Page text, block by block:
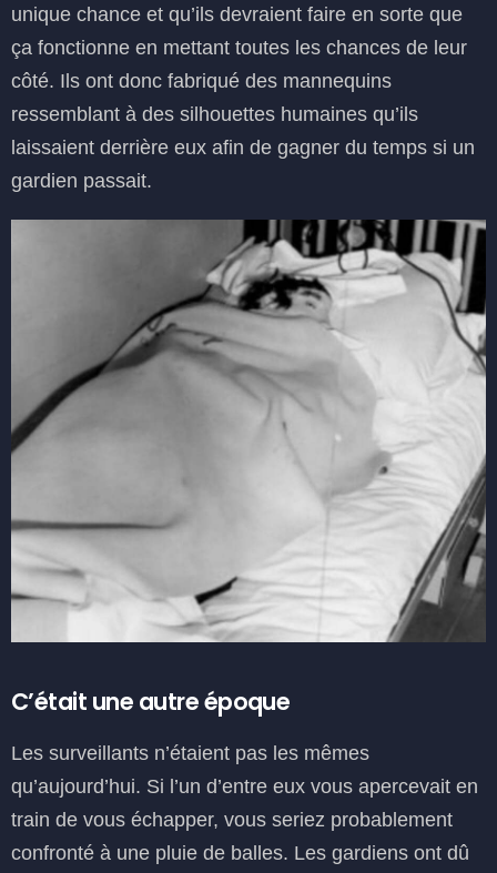
unique chance et qu’ils devraient faire en sorte que
ça fonctionne en mettant toutes les chances de leur
côté. Ils ont donc fabriqué des mannequins
ressemblant à des silhouettes humaines qu’ils
laissaient derrière eux afin de gagner du temps si un
gardien passait.
C’était une autre époque
Les surveillants n’étaient pas les mêmes
qu’aujourd’hui. Si l’un d’entre eux vous apercevait en
train de vous échapper, vous seriez probablement
confronté à une pluie de balles. Les gardiens ont dû